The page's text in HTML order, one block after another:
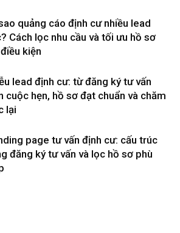
quảng cáo định cư nhiều lead
Cách lọc nhu cầu và tối ưu hồ sơ
kiện
lead định cư: từ đăng ký tư vấn
cuộc hẹn, hồ sơ đạt chuẩn và chăm
lại
page tư vấn định cư: cấu trúc
đăng ký tư vấn và lọc hồ sơ phù